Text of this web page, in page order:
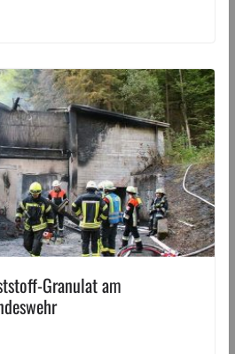
Granulat am